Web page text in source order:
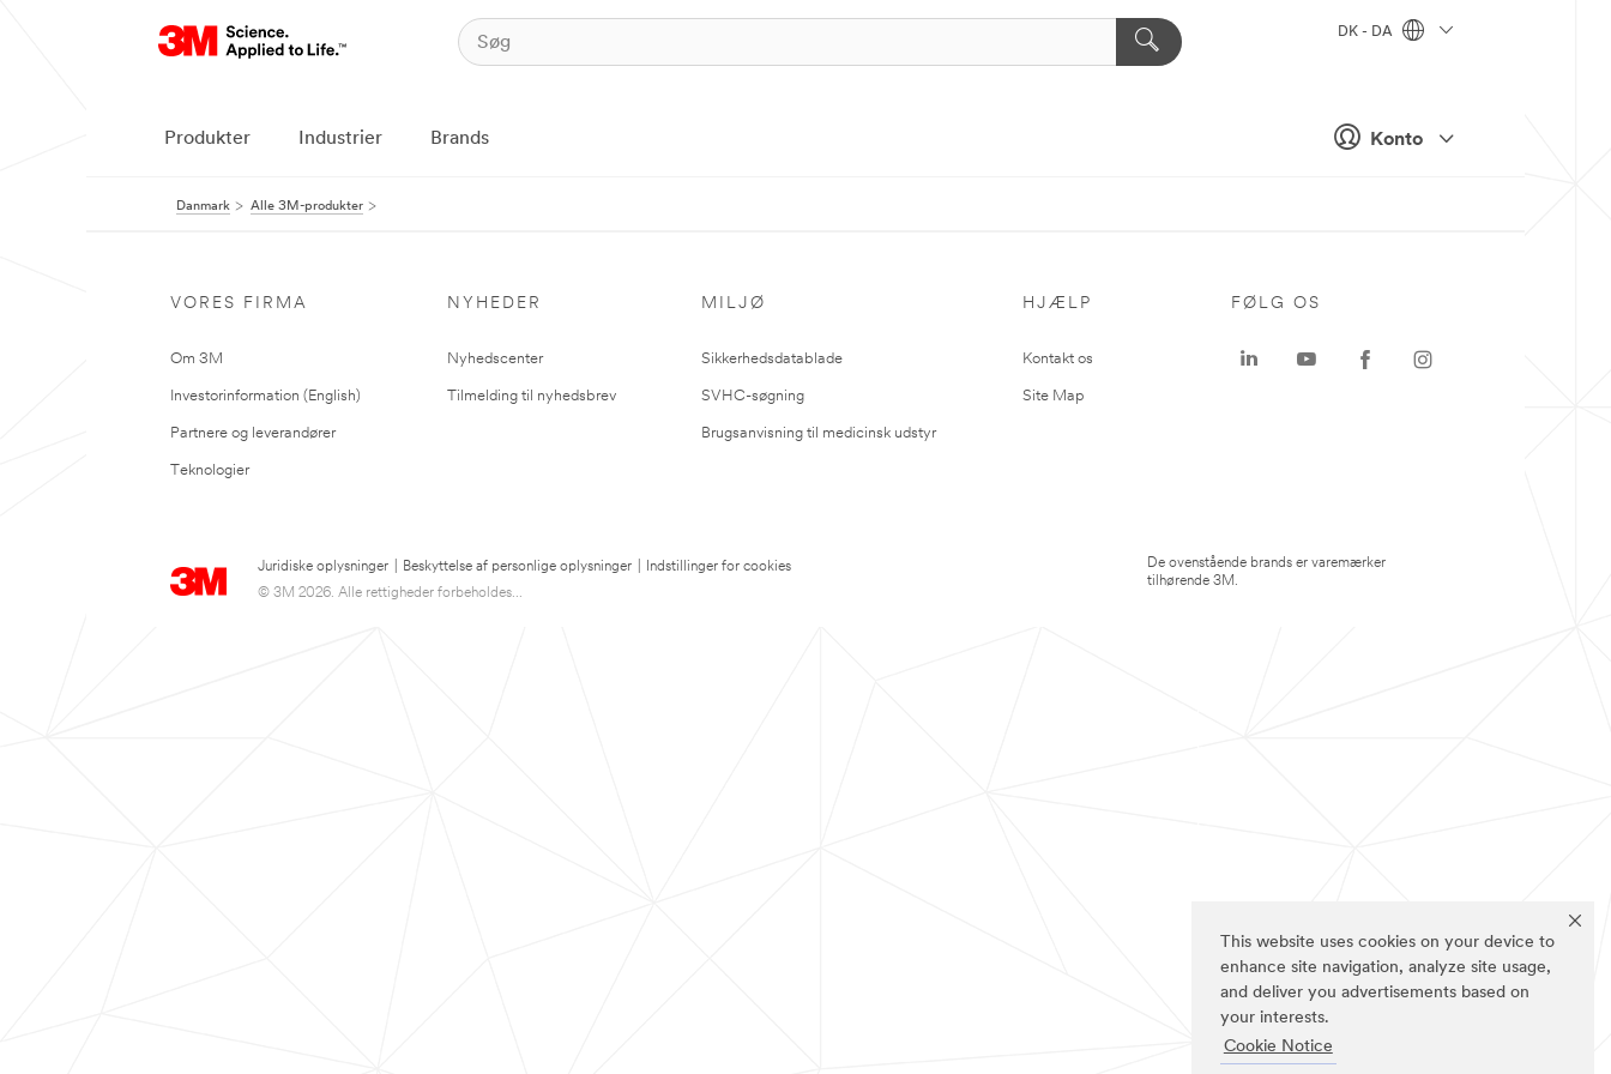
This website uses cookies on your device to
enhance site navigation, analyze site usage,
and deliver you advertisements based on
your interests.
Cookie Notice
Konto
DK - DA
Produkter Industrier Brands
Danmark Alle 3M-produkter
VORES FIRMA
Om 3M
Investorinformation (English)
Partnere og leverandører
Teknologier
NYHEDER
Nyhedscenter
Tilmelding til nyhedsbrev
MILJØ
Sikkerhedsdatablade
SVHC-søgning
Brugsanvisning til medicinsk udstyr
HJÆLP
Kontakt os
Site Map
Juridiske oplysninger Beskyttelse af personlige oplysninger
Indstillinger for cookies
© 3M 2026. Alle rettigheder forbeholdes...
FØLG OS
De ovenstående brands er varemærker
tilhørende 3M.